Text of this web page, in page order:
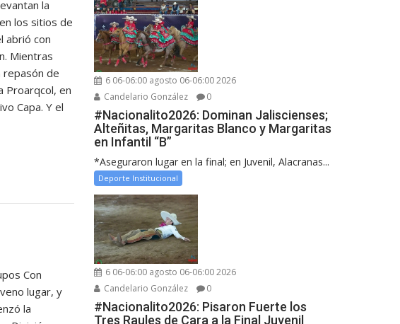
la
los sitios de
abrió con
Mientras
repasón de
Proarqcol, en
Capa. Y el
Con
lugar, y
la
6 06-06:00 agosto 06-06:00 2026
Candelario González
0
#Nacionalito2026: Dominan Jaliscienses;
Alteñitas, Margaritas Blanco y Margaritas
en Infantil “B”
*Aseguraron lugar en la final; en Juvenil, Alacranas...
Deporte Institucional
6 06-06:00 agosto 06-06:00 2026
Candelario González
0
#Nacionalito2026: Pisaron Fuerte los
Tres Raules de Cara a la Final Juvenil